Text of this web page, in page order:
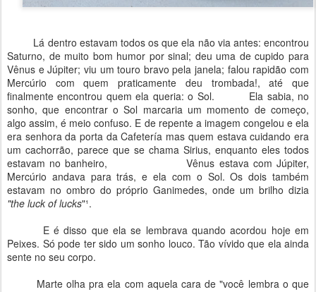
Lá dentro estavam todos os que ela não via antes: encontrou
Saturno, de muito bom humor por sinal; deu uma de cupido para
Vênus e Júpiter; viu um touro bravo pela janela; falou rapidão com
Mercúrio com quem praticamente deu trombada!, até que
finalmente encontrou quem ela queria: o Sol.
Ela sabia, no
sonho, que encontrar o Sol marcaria um momento de começo,
algo assim, é meio confuso. E de repente a imagem congelou e ela
era senhora da porta da Cafetería mas quem estava cuidando era
um cachorrão, parece que se chama Sirius, enquanto eles todos
estavam no banheiro,
Vênus estava com Júpiter,
Mercúrio andava para trás, e ela com o Sol. Os dois também
estavam no ombro do próprio Ganimedes, onde um brilho dizia
"the luck of lucks"¹.
E é disso que ela se lembrava quando acordou hoje em
Peixes. Só pode ter sido um sonho louco. Tão vívido que ela ainda
sente no seu corpo.
Marte olha pra ela com aquela cara de "você lembra o que